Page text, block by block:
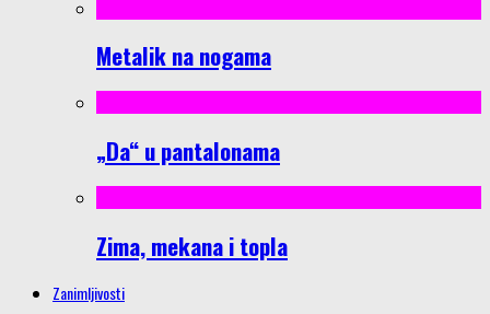
Metalik na nogama
„Da“ u pantalonama
Zima, mekana i topla
Zanimljivosti